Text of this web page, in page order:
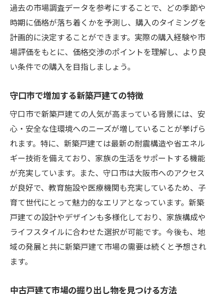
響
市場動向に基づく購入戦略の策定
理想の戸建てを見つけるための守口市価格分析
価格分析が購入計画に与える効果
価格変動要因の特定と対策
住宅ローン選びが理想の住まいに与える影
響
価格交渉のテクニックと成功事例
価格分析に基づく購入タイミングの見極め
守口市での戸建て購入を成功させるためのポイ
ント
地元の不動産事情に詳しい専門家を活用
購入前に確認すべき重要なチェックポイン
ト
購入後の資産管理と維持の方法
過去の市場調査データを参考にすることで、どの季節や
時期に価格が落ち着くかを予測し、購入のタイミングを
計画的に決定することができます。実際の購入経験や市
場評価をもとに、価格交渉のポイントを理解し、より良
い条件での購入を目指しましょう。
守口市で増加する新築戸建ての特徴
守口市で新築戸建ての人気が高まっている背景には、安
心・安全な住環境へのニーズが増していることが挙げら
れます。特に、新築戸建ては最新の耐震構造や省エネル
ギー技術を備えており、家族の生活をサポートする機能
が充実しています。また、守口市は大阪市へのアクセス
が良好で、教育施設や医療機関も充実しているため、子
育て世代にとって魅力的なエリアとなっています。新築
戸建ての設計やデザインも多様化しており、家族構成や
ライフスタイルに合わせた選択が可能です。今後も、地
域の発展と共に新築戸建て市場の需要は続くと予想され
ます。
中古戸建て市場の掘り出し物を見つける方法